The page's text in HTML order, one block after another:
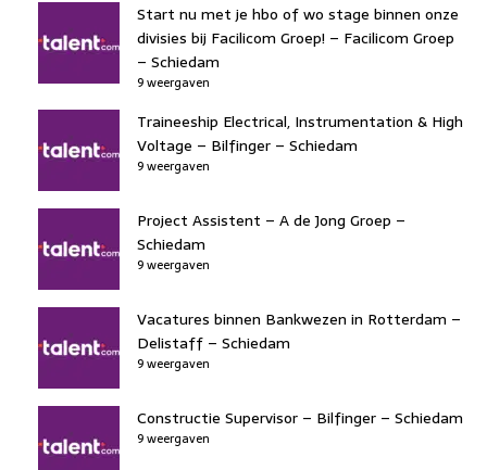
Start nu met je hbo of wo stage binnen onze
divisies bij Facilicom Groep! – Facilicom Groep
– Schiedam
9 weergaven
Traineeship Electrical, Instrumentation & High
Voltage – Bilfinger – Schiedam
9 weergaven
Project Assistent – A de Jong Groep –
Schiedam
9 weergaven
Vacatures binnen Bankwezen in Rotterdam –
Delistaff – Schiedam
9 weergaven
Constructie Supervisor – Bilfinger – Schiedam
9 weergaven